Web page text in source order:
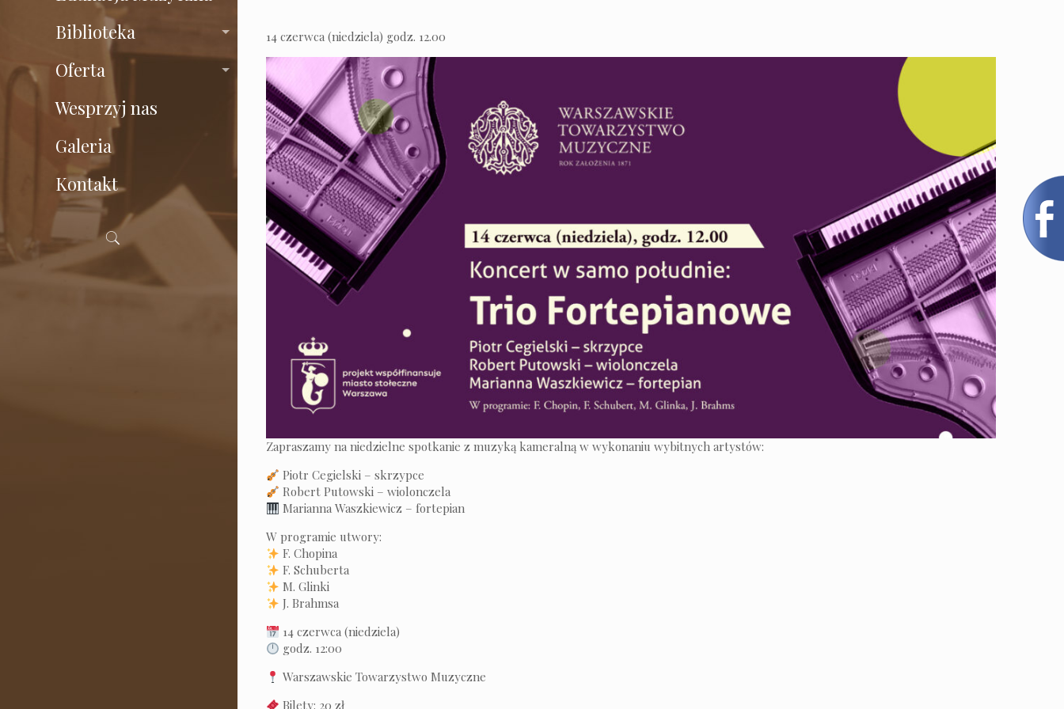
Biblioteka
Oferta
Wesprzyj nas
Galeria
Kontakt
14 czerwca (niedziela) godz. 12.00
Zapraszamy na niedzielne spotkanie z muzyką kameralną w wykonaniu wybitnych artystów:
Piotr Cegielski – skrzypce
Robert Putowski – wiolonczela
Marianna Waszkiewicz – fortepian
W programie utwory:
F. Chopina
F. Schuberta
M. Glinki
J. Brahmsa
14 czerwca (niedziela)
godz. 12:00
Warszawskie Towarzystwo Muzyczne
Bilety: 20 zł